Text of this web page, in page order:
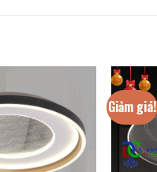
Giảm giá!